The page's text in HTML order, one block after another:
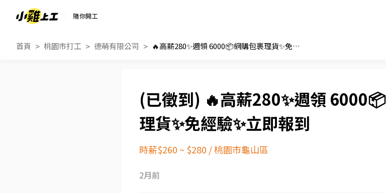
隨你開工
首頁 桃園市打工 德萌有限公司 🔥高薪280✨週領 6000📦網購包裹理貨✨免經驗✨立即報到
🔥高薪280✨週領
理貨✨免經驗✨立即報到
時薪$260 ~ $280 /桃園市龜山區
2月前